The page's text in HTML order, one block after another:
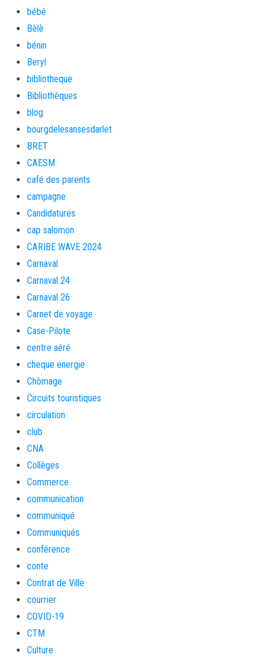
bébé
Bèlè
bénin
Beryl
bibliotheque
Bibliothèques
blog
bourgdelesansesdarlet
BRET
CAESM
café des parents
campagne
Candidatures
cap salomon
CARIBE WAVE 2024
Carnaval
Carnaval 24
Carnaval 26
Carnet de voyage
Case-Pilote
centre aéré
cheque energie
Chômage
Circuits touristiques
circulation
club
CNA
Collèges
Commerce
communication
communiqué
Communiqués
conférence
conte
Contrat de Ville
courrier
COVID-19
CTM
Culture